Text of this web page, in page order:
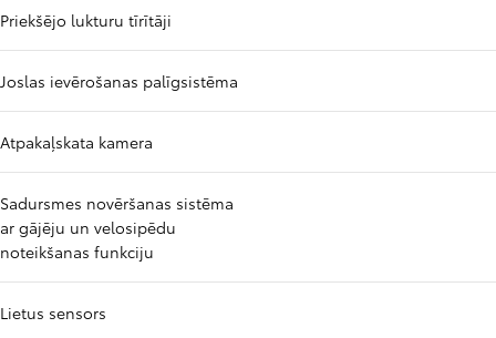
Priekšējo lukturu tīrītāji
Joslas ievērošanas palīgsistēma
Atpakaļskata kamera
Sadursmes novēršanas sistēma
ar gājēju un velosipēdu
noteikšanas funkciju
Lietus sensors